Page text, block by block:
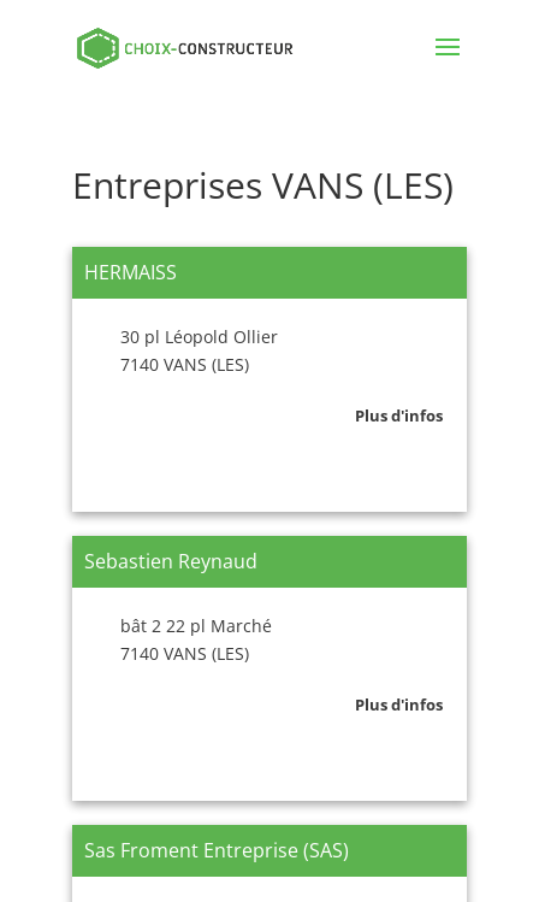
Entreprises VANS (LES)
HERMAISS
30 pl Léopold Ollier
7140 VANS (LES)
Plus d'infos
Sebastien Reynaud
bât 2 22 pl Marché
7140 VANS (LES)
Plus d'infos
Sas Froment Entreprise (SAS)